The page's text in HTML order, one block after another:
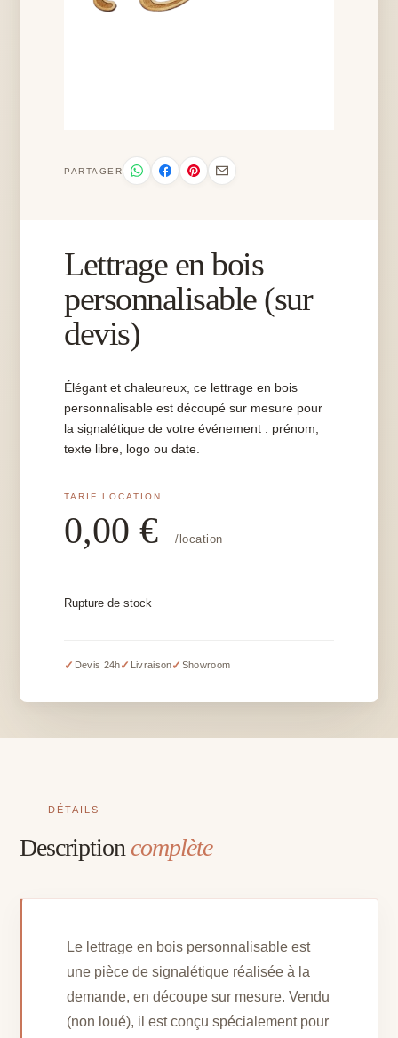
PARTAGER
Lettrage en bois
personnalisable (sur
devis)
Élégant et chaleureux, ce lettrage en bois
personnalisable est découpé sur mesure pour
la signalétique de votre événement : prénom,
texte libre, logo ou date.
0,00€ /location
Rupture de stock
✓ Devis 24h✓ Livraison✓ Showroom
DÉTAILS
Description complète
Le lettrage en bois personnalisable est
une pièce de signalétique réalisée à la
demande, en découpe sur mesure. Vendu
(non loué), il est conçu spécialement pour